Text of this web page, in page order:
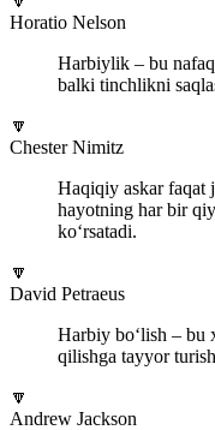
Horatio Nelson
Harbiylik – bu
balki tinchlikni
🔽
Chester Nimitz
Haqiqiy askar faqat
hayotning har bir
ko‘rsatadi.
🔽
David Petraeus
Harbiy bo‘lish – bu
qilishga tayyor
🔽
Andrew Jackson